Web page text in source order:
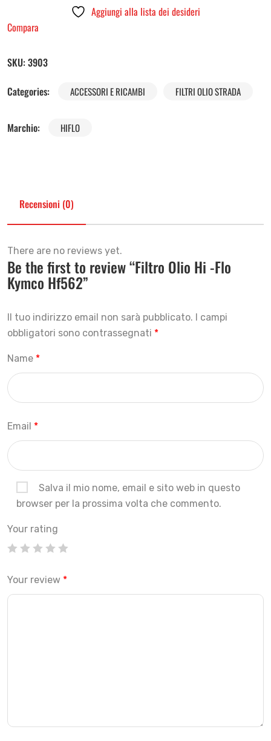
Aggiungi alla lista dei desideri
Compara
SKU: 3903
Categories:
ACCESSORI E RICAMBI FILTRI OLIO STRADA
Marchio: HIFLO
Recensioni (0)
There are no reviews yet.
Be the first to review “Filtro Olio Hi -Flo
Kymco Hf562”
Il tuo indirizzo email non sarà pubblicato.
I campi
obbligatori sono contrassegnati *
Name *
Email *
Salva il mio nome, email e sito web in questo
browser per la prossima volta che commento.
Your rating
Your review *